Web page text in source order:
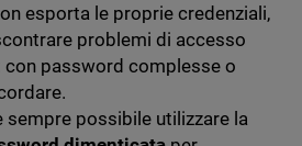
esporta le proprie credenziali,
problemi di accesso
con password complesse o
sempre possibile utilizzare la